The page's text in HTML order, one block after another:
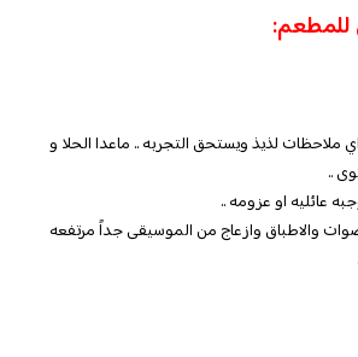
للمطعم:
ملاحظات لذيذ ويستحق التجربه .. ماعدا الحلا و
..
عائليه او عزومه ..
والاطباق وازعاج من الموسيقى جداً مرتفعه